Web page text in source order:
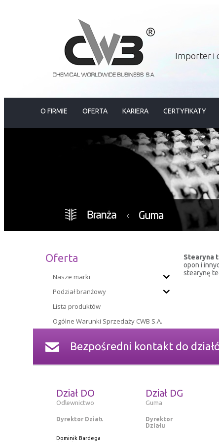
Importer i
O FIRMIE OFERTA KARIERA CERTYFIKATY
Oferta
Nasze marki
Podział branżowy
Lista produktów
Ogólne Warunki Sprzedaży CWB S.A.
Stearyna
opon i
stearynę
Bezpośredni kontakt do
Dział DO
Odlewnictwo
Dyrektor Działu
Dominik Bardega
Dział DG
Guma
Dyrektor
Działu